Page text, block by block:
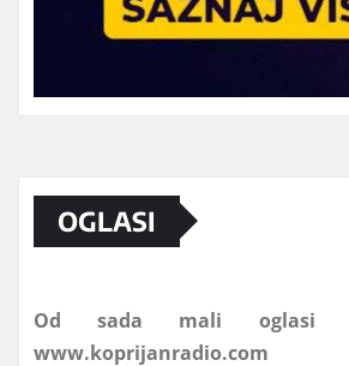
OGLASI
Od sada mali oglasi